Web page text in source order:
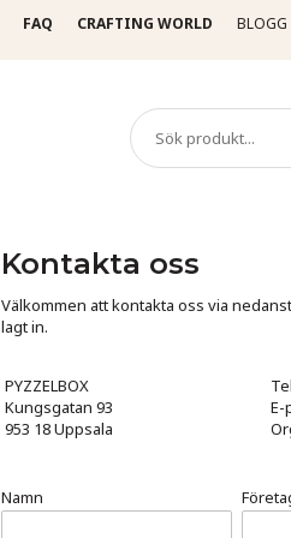
FAQ CRAFTING WORLD BLOGG
Kontakta oss
Välkommen att kontakta oss via
lagt in.
PYZZELBOX
Kungsgatan 93
953 18 Uppsala
E-
Namn